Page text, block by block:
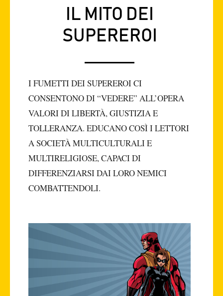
IL MITO DEI
SUPEREROI
I FUMETTI DEI SUPEREROI CI
CONSENTONO DI “VEDERE” ALL’OPERA
VALORI DI LIBERTÀ, GIUSTIZIA E
TOLLERANZA. EDUCANO COSÌ I LETTORI
A SOCIETÀ MULTICULTURALI E
MULTIRELIGIOSE, CAPACI DI
DIFFERENZIARSI DAI LORO NEMICI
COMBATTENDOLI.